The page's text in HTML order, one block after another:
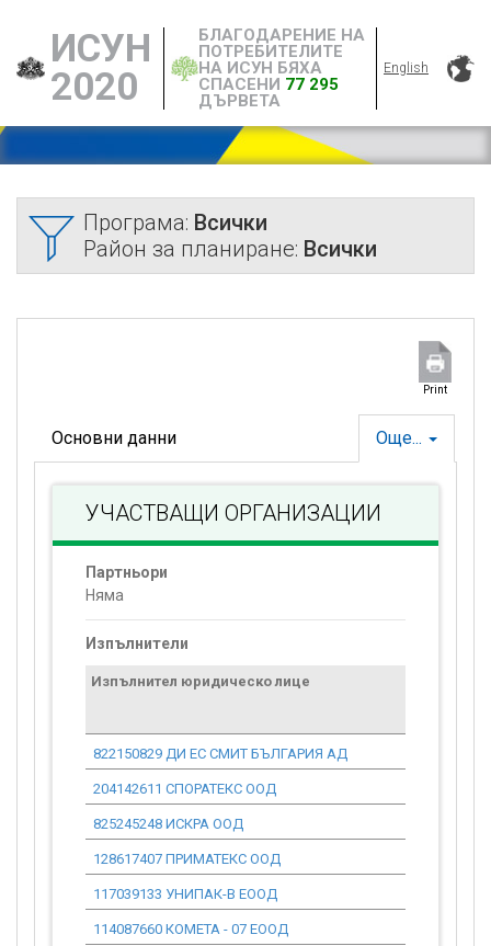
ИСУН
2020
БЛАГОДАРЕНИЕ НА
ПОТРЕБИТЕЛИТЕ
НА ИСУН БЯХА
СПАСЕНИ 77 295
ДЪРВЕТА
English
Програма: Всички
Район за планиране: Всички
Print
Още...
Основни данни
УЧАСТВАЩИ ОРГАНИЗАЦИИ
Партньори
Няма
Изпълнители
Изпълнител юридическо лице
822150829 ДИ ЕС СМИТ БЪЛГАРИЯ АД
204142611 СПОРАТЕКС ООД
825245248 ИСКРА ООД
128617407 ПРИМАТЕКС ООД
117039133 УНИПАК-В ЕООД
114087660 КОМЕТА - 07 ЕООД